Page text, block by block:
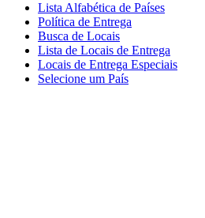
Lista Alfabética de Países
Política de Entrega
Busca de Locais
Lista de Locais de Entrega
Locais de Entrega Especiais
Selecione um País